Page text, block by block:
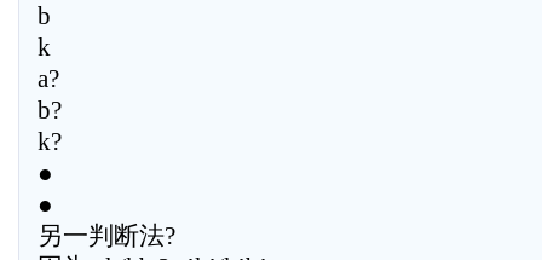
b
k
a?
b?
k?
●
●
另一判断法?